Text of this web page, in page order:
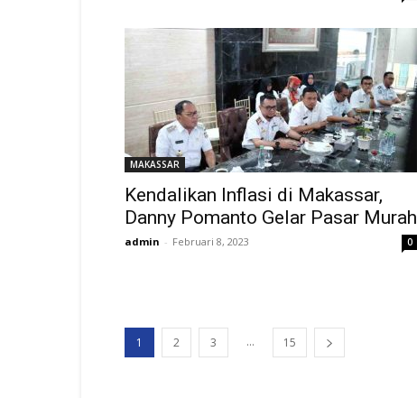
MAKASSAR
Kendalikan Inflasi di Makassar,
Danny Pomanto Gelar Pasar Murah
admin - Februari 8, 2023 0
1 2 3 ... 15